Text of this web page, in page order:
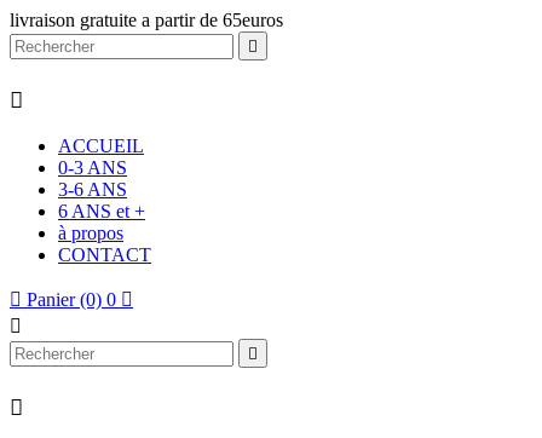
livraison gratuite a partir de 65euros


ACCUEIL
0-3 ANS
3-6 ANS
6 ANS et +
à propos
CONTACT
 Panier (0) 0 


